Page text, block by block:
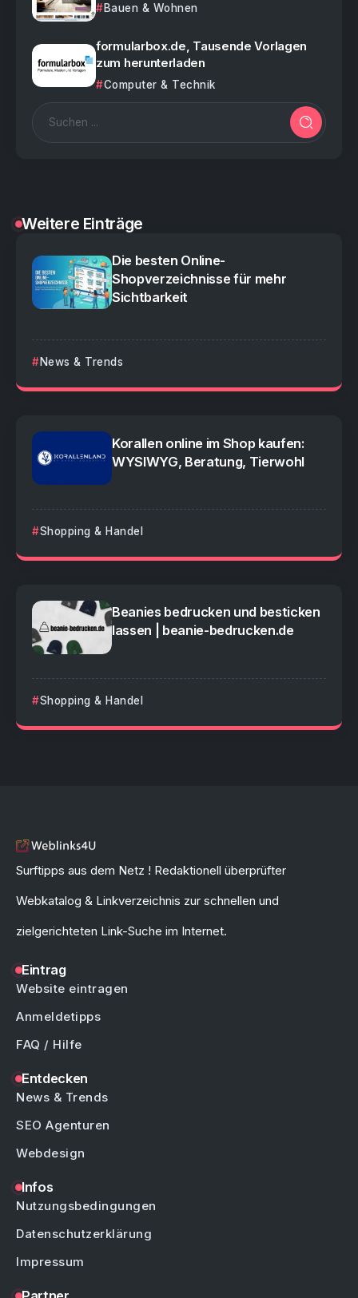
Bauen & Wohnen
formularbox.de, Tausende Vorlagen
zum herunterladen
Computer & Technik
Weitere Einträge
Die besten Online-
Shopverzeichnisse für mehr
Sichtbarkeit
News & Trends
Korallen online im Shop kaufen:
WYSIWYG, Beratung, Tierwohl
Shopping & Handel
Beanies bedrucken und besticken
lassen | beanie-bedrucken.de
Shopping & Handel
Surftipps aus dem Netz ! Redaktionell überprüfter
Webkatalog & Linkverzeichnis zur schnellen und
zielgerichteten Link-Suche im Internet.
Eintrag
Website eintragen
Anmeldetipps
FAQ / Hilfe
Entdecken
News & Trends
SEO Agenturen
Webdesign
Infos
Nutzungsbedingungen
Datenschutzerklärung
Impressum